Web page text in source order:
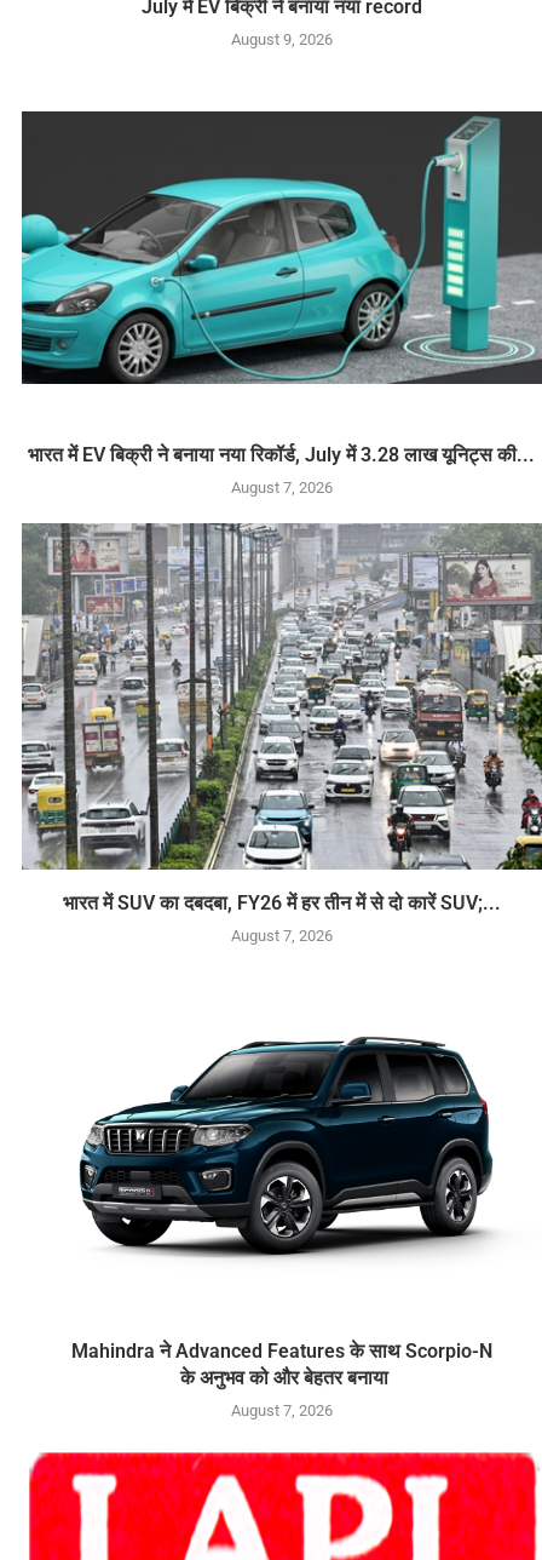
July में EV बिक्री ने बनाया नया record
August 9, 2026
भारत में EV बिक्री ने बनाया नया रिकॉर्ड, July में 3.28 लाख यूनिट्स की...
August 7, 2026
भारत में SUV का दबदबा, FY26 में हर तीन में से दो कारें SUV;...
August 7, 2026
Mahindra ने Advanced Features के साथ Scorpio-N
के अनुभव को और बेहतर बनाया
August 7, 2026